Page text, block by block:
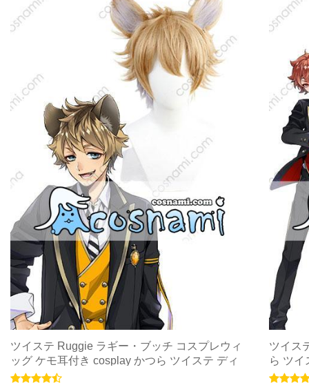
ツイステ Ruggie ラギー・ブッチ コスプレウィ
ッグ ケモ耳付き cosplay かつら ツイステ ディ
ズニー ツイステッド 送料無料 高品質 海外通販
ツイス
ら ツイ
高品質